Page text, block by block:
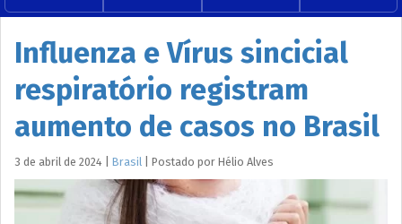
Influenza e Vírus sincicial
respiratório registram
aumento de casos no Brasil
3 de abril de 2024 Brasil Postado por Hélio Alves